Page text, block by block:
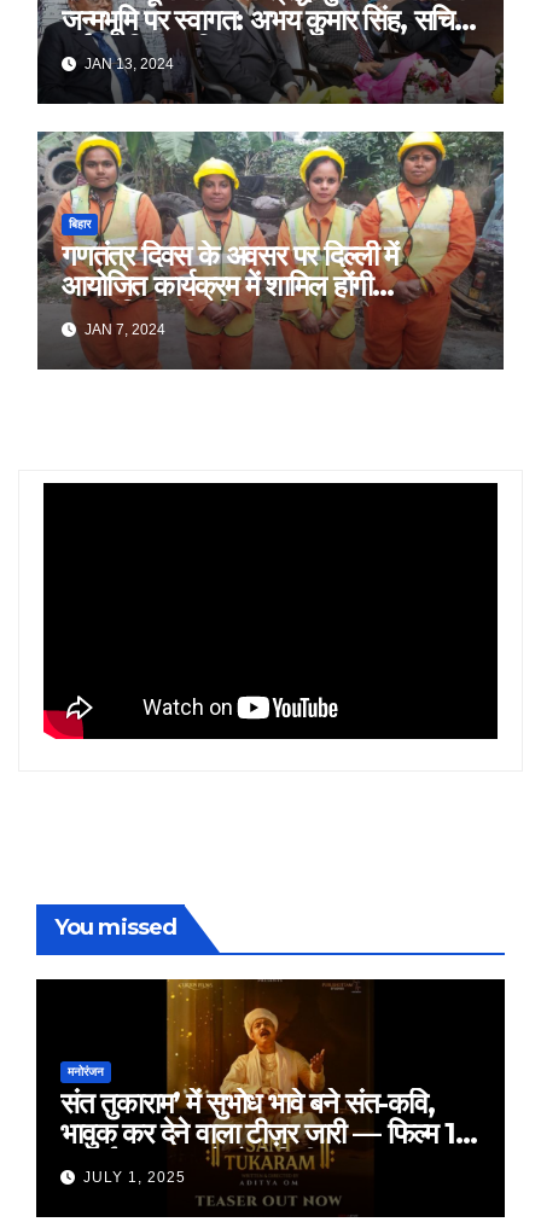
जन्मभूमि पर स्वागत: अभय कुमार सिंह, सचिव,
पर्यटन विभाग, बिहार
JAN 13, 2024
बिहार
गणतंत्र दिवस के अवसर पर दिल्ली में
आयोजित कार्यक्रम में शामिल होंगी
स्वच्छांगिणी की महिलाएं
JAN 7, 2024
You missed
मनोरंजन
संत तुकाराम’ में सुभोध भावे बने संत-कवि,
भावुक कर देने वाला टीज़र जारी — फिल्म 18
जुलाई 2025 को होगी रिलीज़
JULY 1, 2025